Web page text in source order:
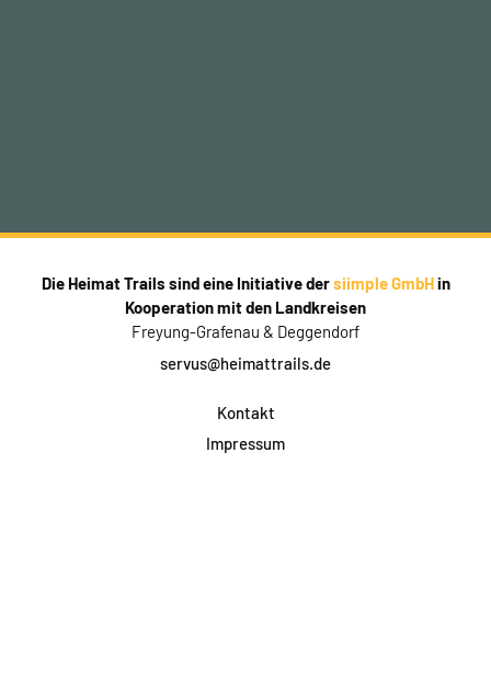
Die Heimat Trails sind eine Initiative dersiimple GmbHin
Kooperation mit den Landkreisen
Freyung-Grafenau & Deggendorf
servus@heimattrails.de
Kontakt
Impressum